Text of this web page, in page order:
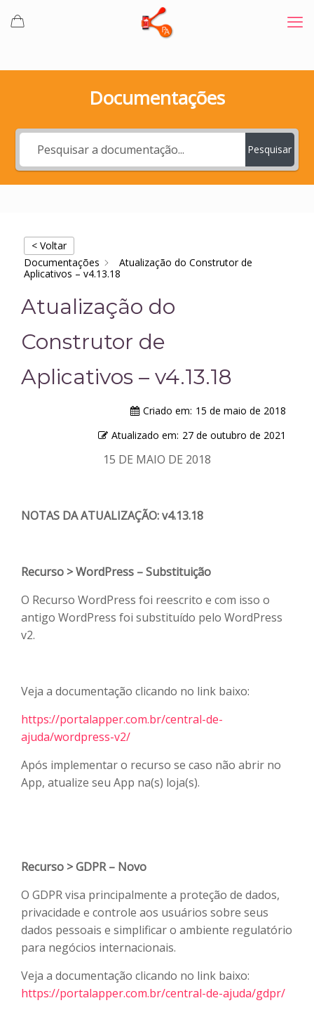
Documentações
Pesquisar
< Voltar
Documentações
Atualização do Construtor de
Aplicativos – v4.13.18
Atualização do
Construtor de
Aplicativos – v4.13.18
Criado em: 15 de maio de 2018
Atualizado em: 27 de outubro de 2021
15 DE MAIO DE 2018
NOTAS DA ATUALIZAÇÃO: v4.13.18
Recurso > WordPress – Substituição
O Recurso WordPress foi reescrito e com isso o
antigo WordPress foi substituído pelo WordPress
v2.
Veja a documentação clicando no link baixo:
https://portalapper.com.br/central-de-
ajuda/wordpress-v2/
Após implementar o recurso se caso não abrir no
App, atualize seu App na(s) loja(s).
Recurso > GDPR – Novo
O GDPR visa principalmente a proteção de dados,
privacidade e controle aos usuários sobre seus
dados pessoais e simplificar o ambiente regulatório
para negócios internacionais.
Veja a documentação clicando no link baixo:
https://portalapper.com.br/central-de-ajuda/gdpr/